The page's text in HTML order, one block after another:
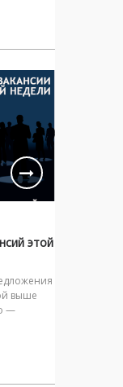
этой
выше
—